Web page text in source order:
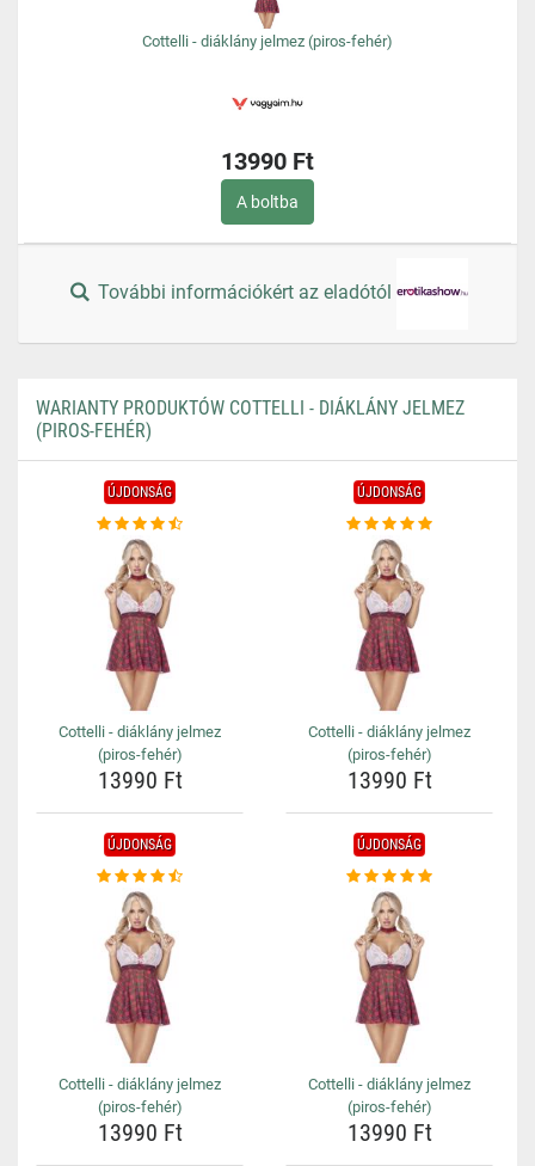
Cottelli - diáklány jelmez (piros-fehér)
13990 Ft
A boltba
További információkért az eladótól
WARIANTY PRODUKTÓW COTTELLI - DIÁKLÁNY JELMEZ
(PIROS-FEHÉR)
ÚJDONSÁG
Cottelli - diáklány jelmez
(piros-fehér)
13990 Ft
ÚJDONSÁG
Cottelli - diáklány jelmez
(piros-fehér)
13990 Ft
ÚJDONSÁG
Cottelli - diáklány jelmez
(piros-fehér)
13990 Ft
ÚJDONSÁG
Cottelli - diáklány jelmez
(piros-fehér)
13990 Ft